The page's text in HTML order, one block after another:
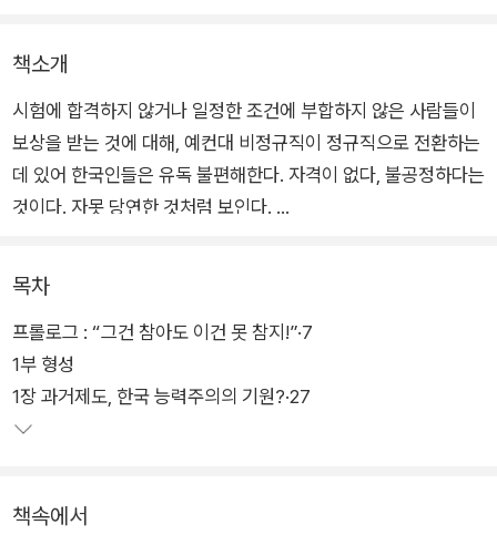
책소개
시험에 합격하지 않거나 일정한 조건에 부합하지 않은 사람들이
보상을 받는 것에 대해, 예컨대 비정규직이 정규직으로 전환하는
데 있어 한국인들은 유독 불편해한다. 자격이 없다, 불공정하다는
것이다. 자못 당연한 것처럼 보인다.
이 논리의 핵심에 능력주의(meritocracy)가 있다고 책은 말한
다. 능력이 우월할수록 더 많은 몫을 가지고 능력이 모자랄수록
더 적은 몫을 가지는 것이 당연시되는 것. 이 룰이 깨지면 부정의
하고, 불공정하며 사회의 효율을 떨어뜨리는 일로 비난받는다. 이
책은 이렇듯 ‘불평등은 참아도 불공정은 못 참는’ 한국 사회와 한
국인에 대한 보고서다.
목차
프롤로그 : “그건 참아도 이건 못 참지!”·7
1부 형성
1장 과거제도, 한국 능력주의의 기원?·27
책속에서